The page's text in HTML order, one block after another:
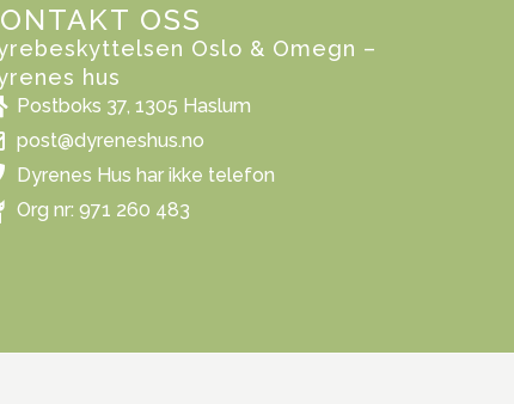
OSS
Oslo & Omegn –
hus
Postboks 37, 1305 Haslum
post@dyreneshus.no
Dyrenes Hus har ikke telefon
Org nr: 971 260 483